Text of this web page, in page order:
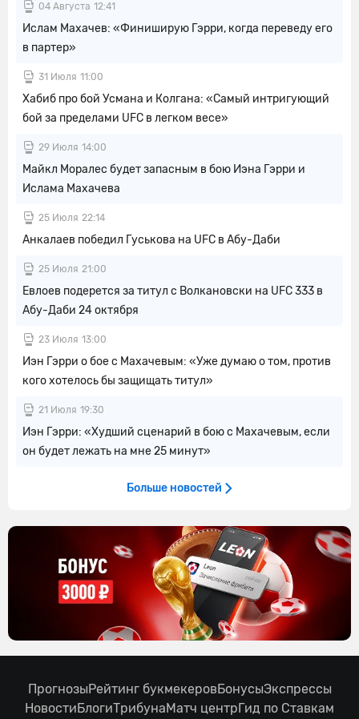
04 Августа 12:41
Ислам Махачев: «Финиширую Гэрри, когда переведу его
в партер»
31 Июля 11:00
Хабиб про бой Усмана и Колгана: «Самый интригующий
бой за пределами UFC в легком весе»
29 Июля 14:00
Майкл Моралес будет запасным в бою Иэна Гэрри и
Ислама Махачева
25 Июля 22:14
Анкалаев победил Гуськова на UFC в Абу-Даби
25 Июля 21:00
Евлоев подерется за титул с Волкановски на UFC 333 в
Абу-Даби 24 октября
23 Июля 13:00
Иэн Гэрри о бое с Махачевым: «Уже думаю о том, против
кого хотелось бы защищать титул»
21 Июля 19:30
Иэн Гэрри: «Худший сценарий в бою с Махачевым, если
он будет лежать на мне 25 минут»
Больше новостей
ПрогнозыРейтинг букмекеровБонусыЭкспрессы
НовостиБлогиТрибунаМатч центрГид по Ставкам